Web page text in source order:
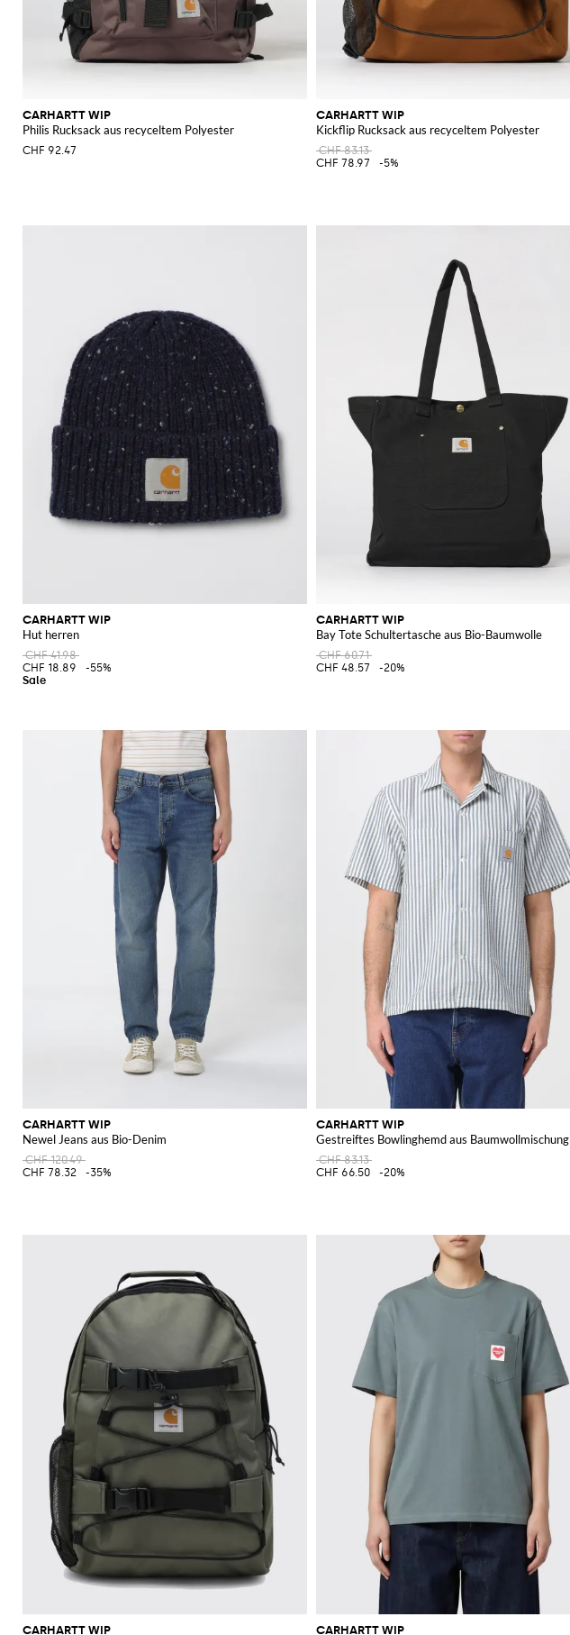
CARHARTT WIP
Philis Rucksack aus recyceltem Polyester
CHF 92.47
CARHARTT WIP
Kickflip Rucksack aus recyceltem Polyester
CHF 83.13
CHF 78.97
-5%
CARHARTT WIP
Hut herren
CHF 41.98
CHF 18.89
-55%
CARHARTT WIP
Bay Tote Schultertasche aus Bio-Baumwolle
CHF 60.71
CHF 48.57
-20%
CARHARTT WIP
Newel Jeans aus Bio-Denim
CHF 120.49
CHF 78.32
-35%
CARHARTT WIP
Gestreiftes Bowlinghemd aus Baumwollmischung
CHF 83.13
CHF 66.50
-20%
CARHARTT WIP CARHARTT WIP